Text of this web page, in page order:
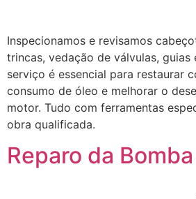
Inspecionamos e revisamos
trincas, vedação de válvulas, guias
serviço é essencial para restaurar
consumo de óleo e melhorar o
motor. Tudo com ferramentas
obra qualificada.
Reparo da Bomba